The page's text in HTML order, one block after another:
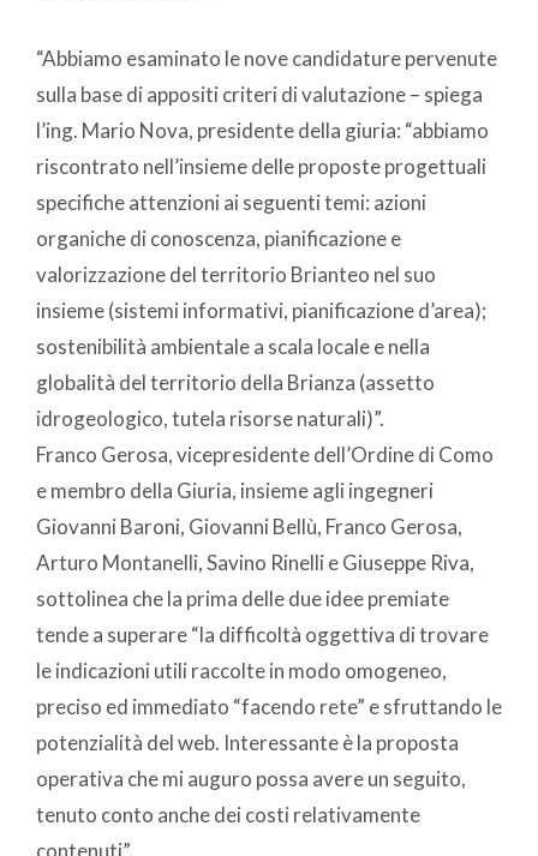
“Abbiamo esaminato le nove candidature pervenute
sulla base di appositi criteri di valutazione – spiega
l’ing. Mario Nova, presidente della giuria: “abbiamo
riscontrato nell’insieme delle proposte progettuali
specifiche attenzioni ai seguenti temi: azioni
organiche di conoscenza, pianificazione e
valorizzazione del territorio Brianteo nel suo
insieme (sistemi informativi, pianificazione d’area);
sostenibilità ambientale a scala locale e nella
globalità del territorio della Brianza (assetto
idrogeologico, tutela risorse naturali)”.
Franco Gerosa, vicepresidente dell’Ordine di Como
e membro della Giuria, insieme agli ingegneri
Giovanni Baroni, Giovanni Bellù, Franco Gerosa,
Arturo Montanelli, Savino Rinelli e Giuseppe Riva,
sottolinea che la prima delle due idee premiate
tende a superare “la difficoltà oggettiva di trovare
le indicazioni utili raccolte in modo omogeneo,
preciso ed immediato “facendo rete” e sfruttando le
potenzialità del web. Interessante è la proposta
operativa che mi auguro possa avere un seguito,
tenuto conto anche dei costi relativamente
contenuti”.